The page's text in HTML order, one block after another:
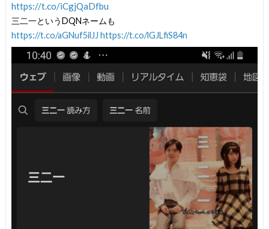
https://t.co/iCgjQaDfbu
三二一というDQNネームも
https://t.co/aGNuf5ilJJ https://t.co/lGJLfiS84n